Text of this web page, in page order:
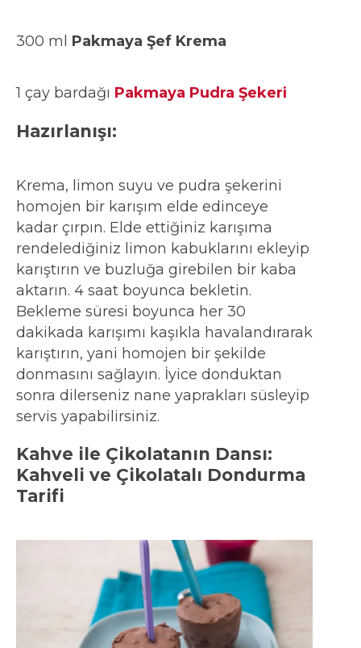
300 ml Pakmaya Şef Krema
1 çay bardağı Pakmaya Pudra Şekeri
Hazırlanışı:
Krema, limon suyu ve pudra şekerini
homojen bir karışım elde edinceye
kadar çırpın. Elde ettiğiniz karışıma
rendelediğiniz limon kabuklarını ekleyip
karıştırın ve buzluğa girebilen bir kaba
aktarın. 4 saat boyunca bekletin.
Bekleme süresi boyunca her 30
dakikada karışımı kaşıkla havalandırarak
karıştırın, yani homojen bir şekilde
donmasını sağlayın. İyice donduktan
sonra dilerseniz nane yaprakları süsleyip
servis yapabilirsiniz.
Kahve ile Çikolatanın Dansı:
Kahveli ve Çikolatalı Dondurma
Tarifi